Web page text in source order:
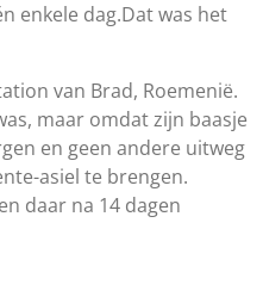
enkele dag.Dat was het
van Brad, Roemenië.
maar omdat zijn baasje
en geen andere uitweg
asiel te brengen.
daar na 14 dagen